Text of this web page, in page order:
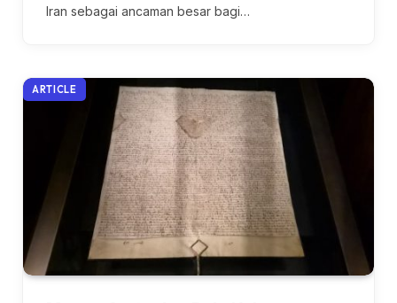
Iran sebagai ancaman besar bagi…
ARTICLE